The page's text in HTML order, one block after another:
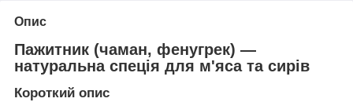
Опис
Пажитник (чаман, фенугрек) —
натуральна спеція для м'яса та сирів
Короткий опис